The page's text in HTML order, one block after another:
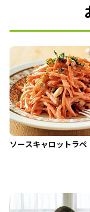
ソースキャロットラペ